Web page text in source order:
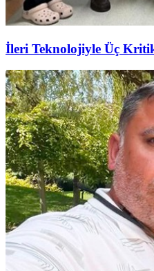
İleri Teknolojiyle Üç